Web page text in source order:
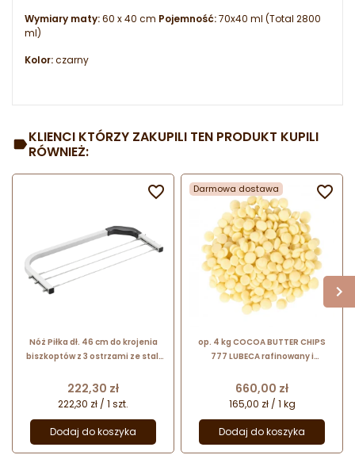
Wymiary maty:60 x 40 cm Pojemność:70x40 ml (Total 2800
ml)
Kolor:czarny
KLIENCI KTÓRZY ZAKUPILI TEN PRODUKT KUPILI
RÓWNIEŻ:
Nóż Piłka dł. 46 cm do krojenia
biszkoptów z 3 ostrzami ze stali
Cena
222,30 zł
222,30 zł / 1 szt.
Dodaj do koszyka
 Darmowa dostawa
op. 4 kg COCOA BUTTER CHIPS
777 LUBECA rafinowany i
w postaci pastylek o śr. 8 mm
Cena
660,00 zł
165,00 zł / 1 kg
Dodaj do koszyka
